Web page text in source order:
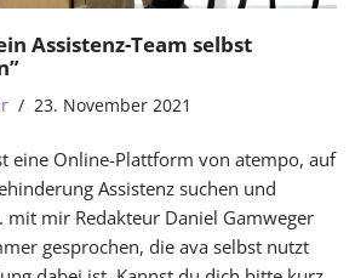
Assistenz-Team selbst
23. November 2021
eine Online-Plattform von atempo, auf
Assistenz suchen und
mit mir Redakteur Daniel Gamweger
gesprochen, die ava selbst nutzt